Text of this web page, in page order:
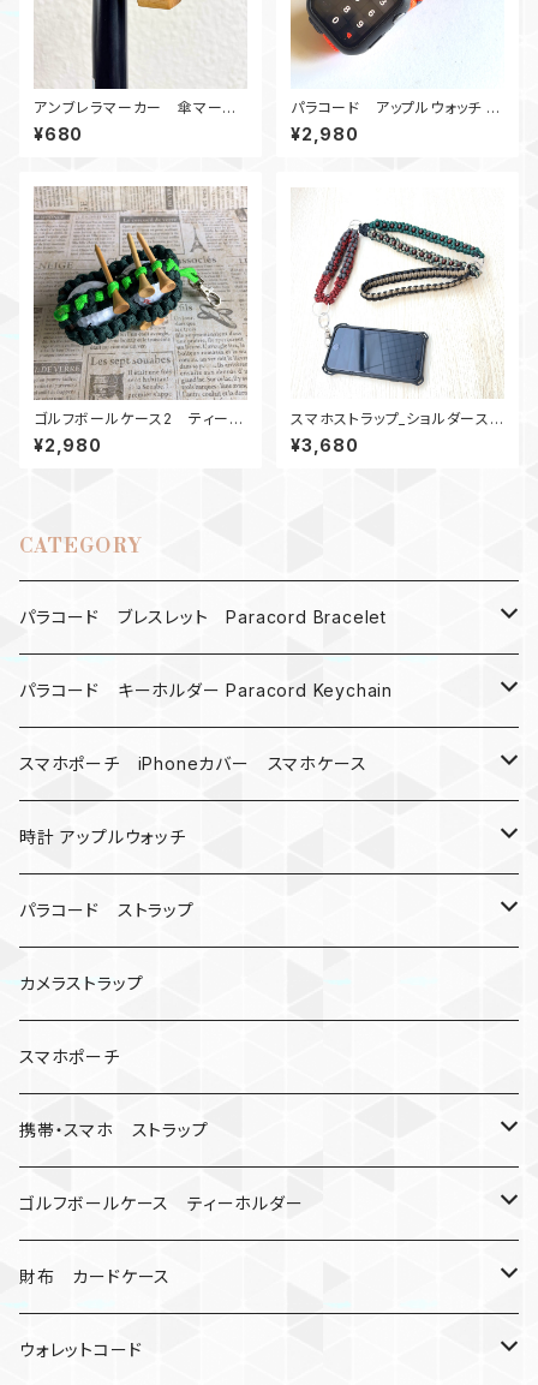
アンブレラマーカー 傘マーカ
ー ロボット0407黒目2
¥680
パラコード アップルウォッチ バ
ンド44_KC_OrGr
¥2,980
ゴルフボールケース2 ティーホ
ルダー SGHG
¥2,980
スマホストラップ_ショルダースト
ラップ_28ウッドビーズ_緑赤カ
ーキグレー
¥3,680
CATEGORY
パラコード ブレスレット Paracord Bracelet
MAD MAX
バックル
バックル無し
シャックル
数珠
パラコード キーホルダー Paracord Keychain
ハロウィン
コンパス
ベルトループ
クボタン
キーケース
人形
忍者
ミイラ
キャンプ道具
ナット
レザーマン
スマホポーチ iPhoneカバー スマホケース
楽天ミニ ケース
iPhone
時計 アップルウォッチ
カナビラウォッチ
腕時計
アップルウォッチ
バックル
マッドマックス
パラコード ストラップ
サバイバルツール
カメラストラップ
スマホポーチ
携帯・スマホ ストラップ
ネックストラップ・ショルダーストラップ
ハンドストラップ
リングストラップ
ゴルフボールケース ティーホルダー
ゴルフマーカー
ゴルフボールケース
財布 カードケース
コインケース
ウォレットコード